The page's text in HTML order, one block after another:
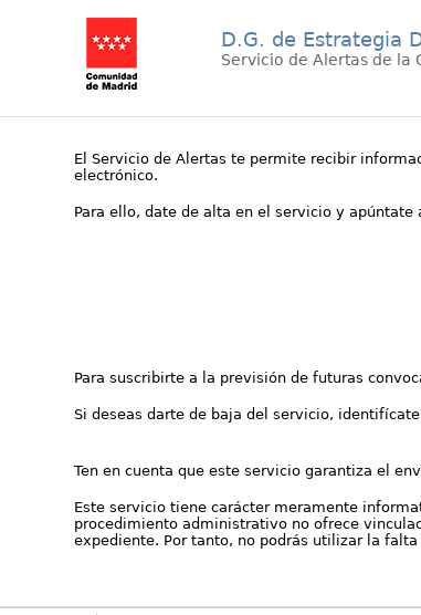
D.G. de Estrategia
Servicio de Alertas de la
El Servicio de Alertas te permite recibir
electrónico.
Para ello, date de alta en el servicio y apúntate
Para suscribirte a la previsión de futuras
Si deseas darte de baja del servicio,
Ten en cuenta que este servicio garantiza el
Este servicio tiene carácter meramente
procedimiento administrativo no ofrece
expediente. Por tanto, no podrás utilizar la